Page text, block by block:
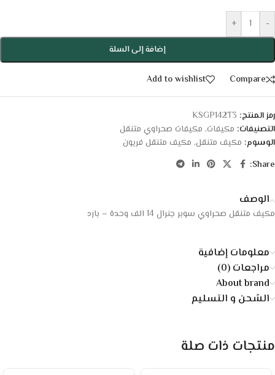
-
+
إضافة إلى السلة
Compare
Add to wishlist
رمز المنتج: KSGP142T3
التصنيفات: مكيفات, مكيفات صحراوي متنقل
الوسوم: مكيف متنقل, مكيف متنقل فريون
Share:
الوصف
مكيف متنقل صحراوي سوبر جنرال 14 الف وحدة – بارد
معلومات إضافية
مراجعات (0)
About brand
الشحن و التسليم
منتجات ذات صلة